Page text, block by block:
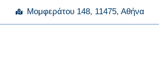
Μομφεράτου 148, 11475, Αθήνα